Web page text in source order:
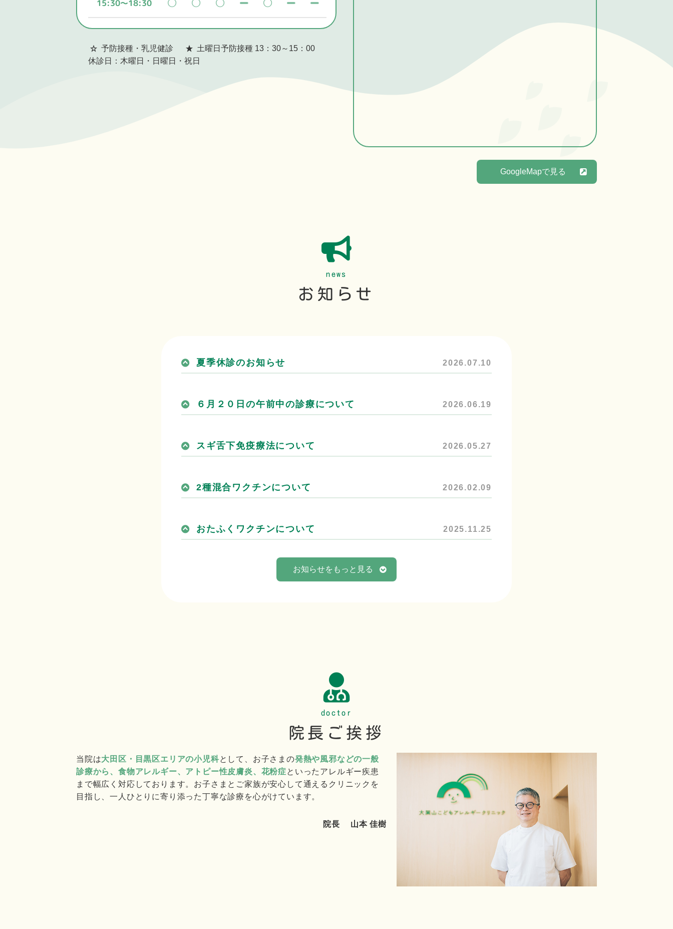
15:30～18:30
予防接種・乳児健診
土曜日予防接種 13：30～15：00
休診日：木曜日・日曜日・祝日
GoogleMapで見る
news
お知らせ
夏季休診のお知らせ 2026.07.10
６月２０日の午前中の診療について 2026.06.19
スギ舌下免疫療法について 2026.05.27
2種混合ワクチンについて 2026.02.09
おたふくワクチンについて 2025.11.25
お知らせをもっと見る
doctor
院長ご挨拶
当院は大田区・目黒区エリアの小児科として、お子さまの発熱や風邪などの一般
診療から、食物アレルギー、アトピー性皮膚炎、花粉症といったアレルギー疾患
まで幅広く対応しております。お子さまとご家族が安心して通えるクリニックを
目指し、一人ひとりに寄り添った丁寧な診療を心がけています。
院長 山本 佳樹